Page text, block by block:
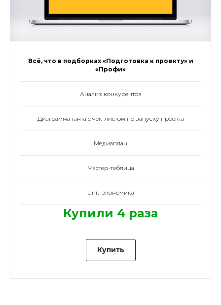
Всё, что в подборках «Подготовка к проекту» и
«Профи»
Анализ конкурентов
Диаграмма ганта с чек-листом по запуску проекта
Медиаплан
Мастер-таблица
Unit-экономика
Купили 4 раза
Купить